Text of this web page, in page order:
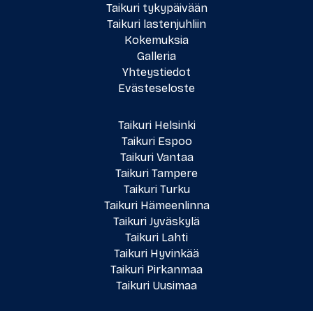
Taikuri tykypäivään
Taikuri lastenjuhliin
Kokemuksia
Galleria
Yhteystiedot
Evästeseloste
Taikuri Helsinki
Taikuri Espoo
Taikuri Vantaa
Taikuri Tampere
Taikuri Turku
Taikuri Hämeenlinna
Taikuri Jyväskylä
Taikuri Lahti
Taikuri Hyvinkää
Taikuri Pirkanmaa
Taikuri Uusimaa